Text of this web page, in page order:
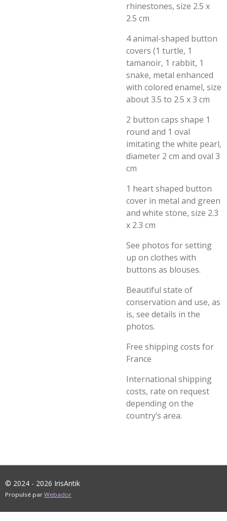
rhinestones, size 2.5 x
2.5 cm
4 animal-shaped button
covers (1 turtle, 1
tamanoir, 1 rabbit, 1
snake, metal enhanced
with colored enamel, size
about 3.5 to 2.5 x 3 cm
2 button caps shape 1
round and 1 oval
imitating the white pearl,
diameter 2 cm and oval 3
cm
1 heart shaped button
cover in metal and green
and white stone, size 2.3
x 2.3 cm
See photos for setting
up on clothes with
buttons as blouses.
Beautiful state of
conservation and use, as
is, see details in the
photos.
Free shipping costs for
France
International shipping
costs, rate on request
depending on the
country’s area.
© 2024 - 2026 IrisAntik
Propulsé par Webador